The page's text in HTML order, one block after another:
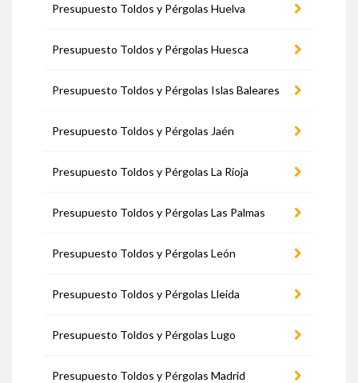
Presupuesto Toldos y Pérgolas Huelva
Presupuesto Toldos y Pérgolas Huesca
Presupuesto Toldos y Pérgolas Islas Baleares
Presupuesto Toldos y Pérgolas Jaén
Presupuesto Toldos y Pérgolas La Rioja
Presupuesto Toldos y Pérgolas Las Palmas
Presupuesto Toldos y Pérgolas León
Presupuesto Toldos y Pérgolas Lleida
Presupuesto Toldos y Pérgolas Lugo
Presupuesto Toldos y Pérgolas Madrid